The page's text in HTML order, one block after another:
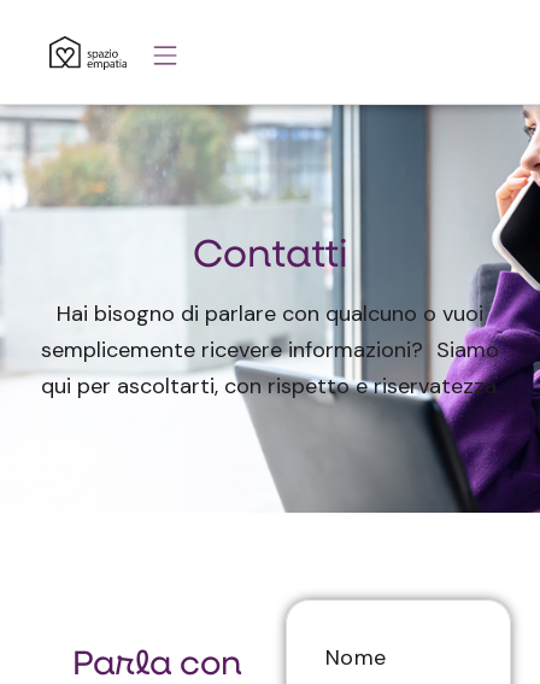
Contatti
Hai bisogno di parlare con qualcuno o vuoi
semplicemente ricevere informazioni? Siamo
qui per ascoltarti, con rispetto e riservatezza.
Parla con
Nome